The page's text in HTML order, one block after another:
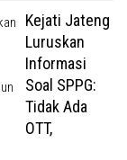
Kejati Jateng
Luruskan
Informasi
Soal SPPG:
Tidak Ada
OTT,